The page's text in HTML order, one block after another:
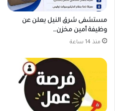
مستشفى شرق النيل يعلن عن
وظيفة أمين مخزن…
منذ 14 ساعة